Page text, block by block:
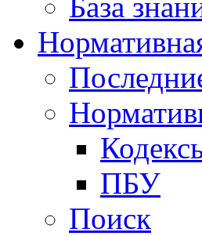
ПБУ
Поиск